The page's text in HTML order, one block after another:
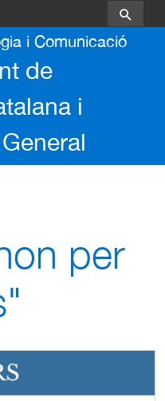
i Comunicació
de
i
per